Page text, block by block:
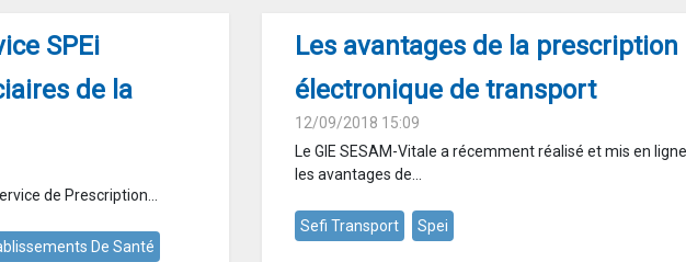
SPEi
de la
de Prescription...
De Santé
Les avantages de la prescription
électronique de transport
12/09/2018 15:09
Le GIE SESAM-Vitale a récemment réalisé et mis en
les avantages de...
Sefi Transport Spei